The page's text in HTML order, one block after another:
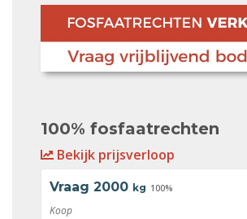
100% fosfaatrechten
Bekijk prijsverloop
Vraag 2000 kg 100%
Koop